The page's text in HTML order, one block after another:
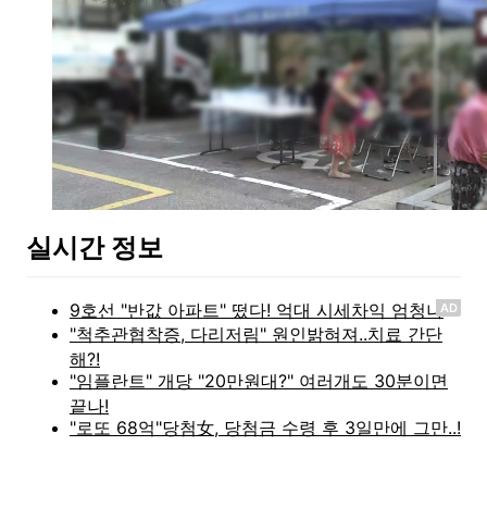
실시간 정보
AD